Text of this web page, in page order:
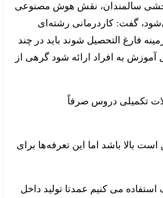
سالمندان، نقش هوش مصنوعی
گفت: کاردرمانی رشته‌ای
فارغ التحصیل شوند باید در چند
به افراد ارائه شود گرهی از
تکمیلی دروس صرفاً
بالا باشد اما این تعرفه‌ها برای
می کنیم عمدتا تولید داخل